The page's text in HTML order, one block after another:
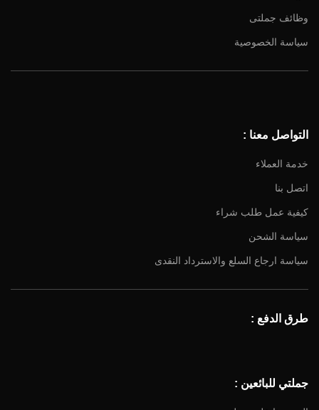
وظائف جملتى
سياسة الخصوصية
التواصل معنا :
خدمة العملاء
اتصل بنا
كيفية عمل طلب شراء
سياسة الشحن
سياسة ارجاع السلع والاسترداد النقدى
طرق الدفع :
جملتي للبائعين :
Facebook
YouTube
Email